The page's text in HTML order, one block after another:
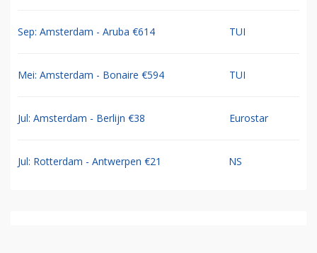
Sep: Amsterdam - Aruba €614 TUI
Mei: Amsterdam - Bonaire €594 TUI
Jul: Amsterdam - Berlijn €38 Eurostar
Jul: Rotterdam - Antwerpen €21 NS